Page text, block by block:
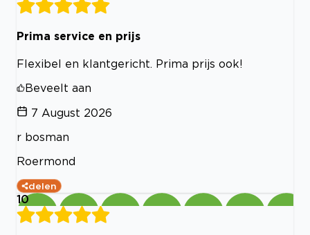
Prima service en prijs
Flexibel en klantgericht. Prima prijs ook!
Beveelt aan
7 August 2026
r bosman
Roermond
delen
10